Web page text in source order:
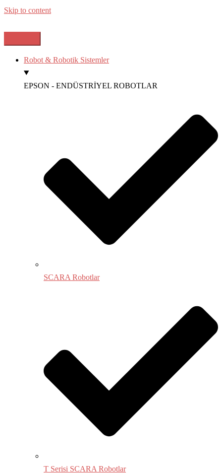
Skip to content
Robot & Robotik Sistemler
EPSON - ENDÜSTRİYEL ROBOTLAR
SCARA Robotlar
T Serisi SCARA Robotlar